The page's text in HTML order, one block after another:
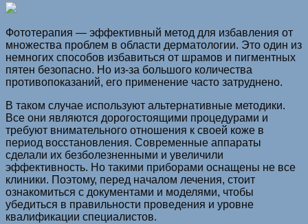
Фототерапия — эффективный метод для избавления от
множества проблем в области дерматологии. Это один из
немногих способов избавиться от шрамов и пигментных
пятен безопасно. Но из-за большого количества
противопоказаний, его применение часто затруднено.
В таком случае используют альтернативные методики.
Все они являются дорогостоящими процедурами и
требуют внимательного отношения к своей коже в
период восстановления. Современные аппараты
сделали их безболезненными и увеличили
эффективность. Но такими приборами оснащены не все
клиники. Поэтому, перед началом лечения, стоит
ознакомиться с документами и моделями, чтобы
убедиться в правильности проведения и уровне
квалификации специалистов.